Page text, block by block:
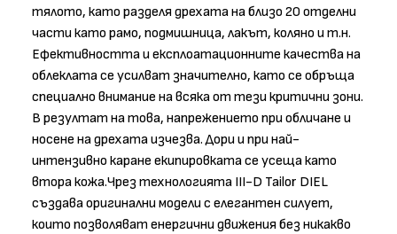
тялото, като разделя дрехата на близо 20 отделни
части като рамо, подмишница, лакът, коляно и т.н.
Ефективността и експлоатационните качества на
облеклата се усилват значително, като се обръща
специално внимание на всяка от тези критични зони.
В резултат на това, напрежението при обличане и
носене на дрехата изчезва. Дори и при най-
интензивно каране екипировката се усеща като
втора кожа.Чрез технологията III-D Tailor DIEL
създава оригинални модели с елегантен силует,
които позволяват енергични движения без никакво